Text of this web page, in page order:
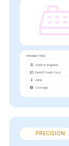
PRECISION